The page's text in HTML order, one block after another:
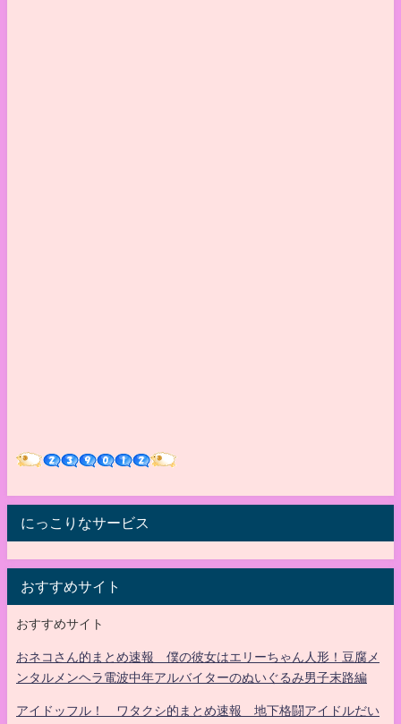
にっこりなサービス
おすすめサイト
おすすめサイト
おネコさん的まとめ速報 僕の彼女はエリーちゃん人形！豆腐メ
ンタルメンヘラ電波中年アルバイターのぬいぐるみ男子末路編
アイドッフル！ ワタクシ的まとめ速報 地下格闘アイドルだい